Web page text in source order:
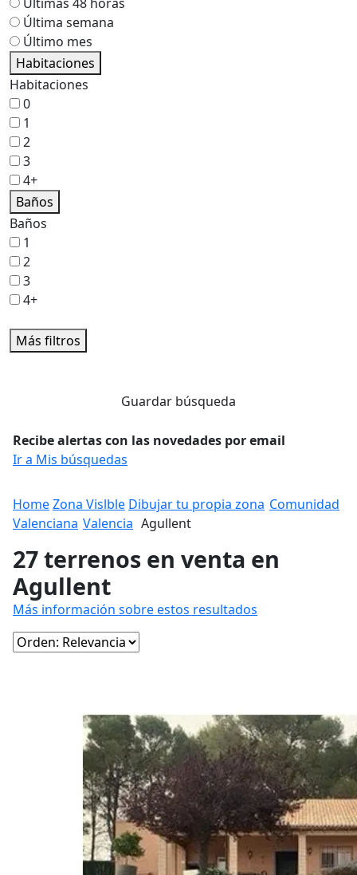
Última semana
Último mes
Habitaciones
Habitaciones
0
1
2
3
4+
Baños
Baños
1
2
3
4+
Más filtros
Guardar búsqueda
Recibe alertas con las novedades por email
Ir a Mis búsquedas
HomeZona Vislble Dibujar tu propia zona Comunidad
Valenciana Valencia Agullent
27 terrenos en venta en
Agullent
Más información sobre estos resultados